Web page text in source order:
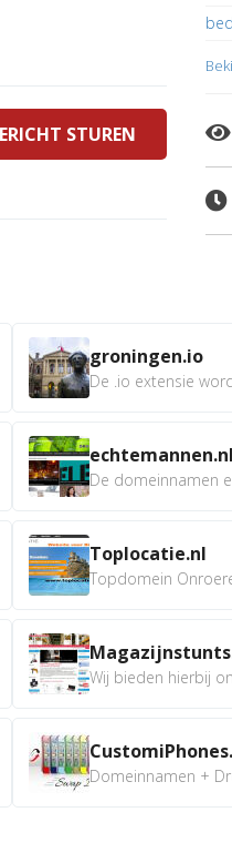
STUREN
groningen.io
De .io extensie
echtemannen.nl
De domeinnamen
Toplocatie.nl
Topdomein
Wij bieden hierbij
Domeinnamen +